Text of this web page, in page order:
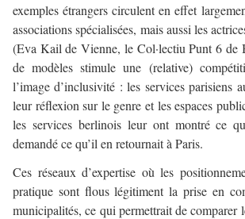
exemples étrangers circulent en effet
associations spécialisées, mais aussi les
(Eva Kail de Vienne, le Col·lectiu Punt 6 de
de modèles stimule une (relative)
l’image d’inclusivité : les services parisiens
leur réflexion sur le genre et les espaces
les services berlinois leur ont montré ce
demandé ce qu’il en retournait à Paris.
Ces réseaux d’expertise où les
pratique sont flous légitiment la prise en
municipalités, ce qui permettrait de comparer